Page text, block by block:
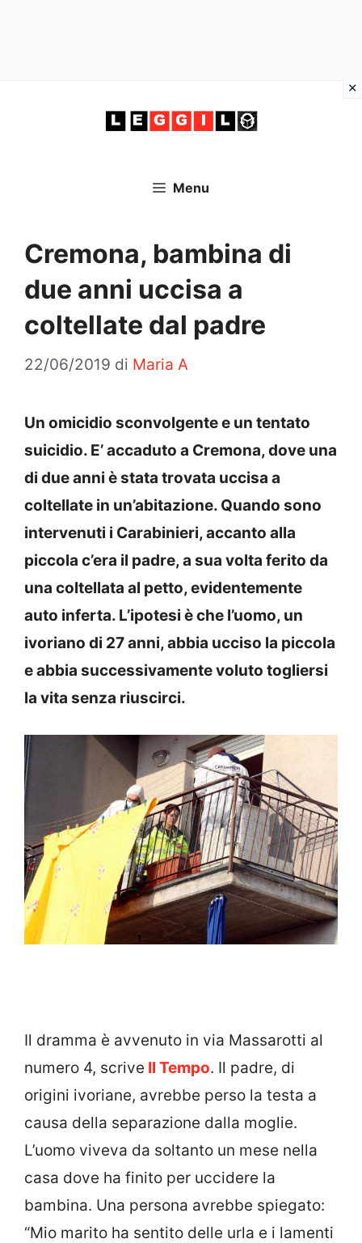
Menu
Cremona, bambina di
due anni uccisa a
coltellate dal padre
22/06/2019 di Maria A
Un omicidio sconvolgente e un tentato
suicidio. E’ accaduto a Cremona, dove una
di due anni è stata trovata uccisa a
coltellate in un’abitazione. Quando sono
intervenuti i Carabinieri, accanto alla
piccola c’era il padre, a sua volta ferito da
una coltellata al petto, evidentemente
auto inferta. L’ipotesi è che l’uomo, un
ivoriano di 27 anni, abbia ucciso la piccola
e abbia successivamente voluto togliersi
la vita senza riuscirci.
Il dramma è avvenuto in via Massarotti al
numero 4, scrive Il Tempo. Il padre, di
origini ivoriane, avrebbe perso la testa a
causa della separazione dalla moglie.
L’uomo viveva da soltanto un mese nella
casa dove ha finito per uccidere la
bambina. Una persona avrebbe spiegato:
“Mio marito ha sentito delle urla e i lamenti